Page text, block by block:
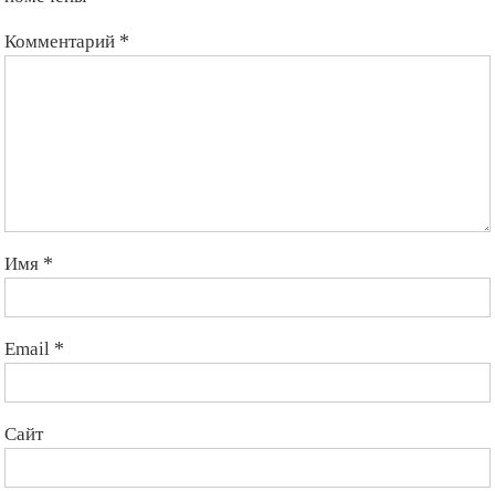
Комментарий *
Имя *
Email *
Сайт